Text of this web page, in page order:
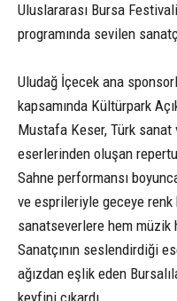
Uluslararası Bursa
programında sevilen
Uludağ İçecek ana
kapsamında Kültürpark
Mustafa Keser, Türk
eserlerinden oluşan
Sahne performansı
ve esprileriyle geceye
sanatseverlere hem müzik
Sanatçının seslendirdiği
ağızdan eşlik eden